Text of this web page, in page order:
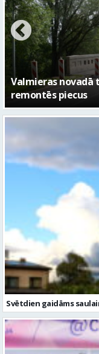
No pagaidu teātra
– kā attīstīsies
Svētdien gaidāms